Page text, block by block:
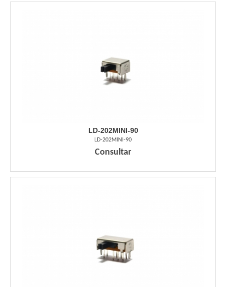
LD-202MINI-90
LD-202MINI-90
Consultar